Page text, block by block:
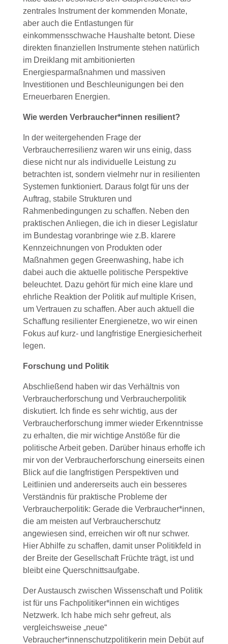
zentrales Instrument der kommenden Monate,
aber auch die Entlastungen für
einkommensschwache Haushalte betont. Diese
direkten finanziellen Instrumente stehen natürlich
im Dreiklang mit ambitionierten
Energiesparmaßnahmen und massiven
Investitionen und Beschleunigungen bei den
Erneuerbaren Energien.
Wie werden Verbraucher*innen resilient?
In der weitergehenden Frage der
Verbraucherresilienz waren wir uns einig, dass
diese nicht nur als individuelle Leistung zu
betrachten ist, sondern vielmehr nur in resilienten
Systemen funktioniert. Daraus folgt für uns der
Auftrag, stabile Strukturen und
Rahmenbedingungen zu schaffen. Neben den
praktischen Anliegen, die ich in dieser Legislatur
im Bundestag voranbringe wie z.B. klarere
Kennzeichnungen von Produkten oder
Maßnahmen gegen Greenwashing, habe ich
dabei auch die aktuelle politische Perspektive
beleuchtet. Dazu gehört für mich eine klare und
ehrliche Reaktion der Politik auf multiple Krisen,
um Vertrauen zu schaffen. Aber auch aktuell die
Schaffung resilienter Energienetze, wo wir einen
Fokus auf kurz- und langfristige Energiesicherheit
legen.
Forschung und Politik
Abschließend haben wir das Verhältnis von
Verbraucherforschung und Verbraucherpolitik
diskutiert. Ich finde es sehr wichtig, aus der
Verbraucherforschung immer wieder Erkenntnisse
zu erhalten, die mir wichtige Anstöße für die
politische Arbeit geben. Darüber hinaus erhoffe ich
mir von der Verbraucherforschung einerseits einen
Blick auf die langfristigen Perspektiven und
Leitlinien und andererseits auch ein besseres
Verständnis für praktische Probleme der
Verbraucherpolitik: Gerade die Verbraucher*innen,
die am meisten auf Verbraucherschutz
angewiesen sind, erreichen wir oft nur schwer.
Hier Abhilfe zu schaffen, damit unser Politikfeld in
der Breite der Gesellschaft Früchte trägt, ist und
bleibt eine Querschnittsaufgabe.
Der Austausch zwischen Wissenschaft und Politik
ist für uns Fachpolitiker*innen ein wichtiges
Netzwerk. Ich habe mich sehr gefreut, als
vergleichsweise „neue“
Vebraucher*innenschutzpolitikerin mein Debüt auf